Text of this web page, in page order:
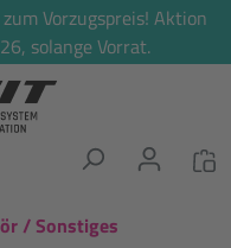
Vorzugspreis! Aktion
solange Vorrat.
/ Sonstiges